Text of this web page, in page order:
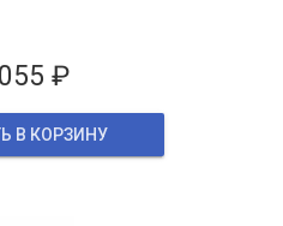
₽
В КОРЗИНУ